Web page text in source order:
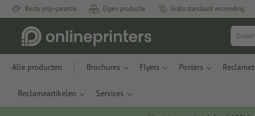
Beste prijs-garantie Eigen productie Gratis standaard verzending
Alle producten Brochures Flyers Posters
Reclameartikelen Services